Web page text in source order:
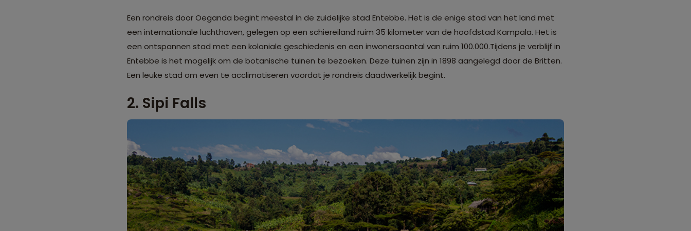
Een rondreis door Oeganda begint meestal in de zuidelijke stad Entebbe. Het is de enige stad van het land met
een internationale luchthaven, gelegen op een schiereiland ruim 35 kilometer van de hoofdstad Kampala. Het is
een ontspannen stad met een koloniale geschiedenis en een inwonersaantal van ruim 100.000.Tijdens je verblijf in
Entebbe is het mogelijk om de botanische tuinen te bezoeken. Deze tuinen zijn in 1898 aangelegd door de Britten.
Een leuke stad om even te acclimatiseren voordat je rondreis daadwerkelijk begint.
2. Sipi Falls